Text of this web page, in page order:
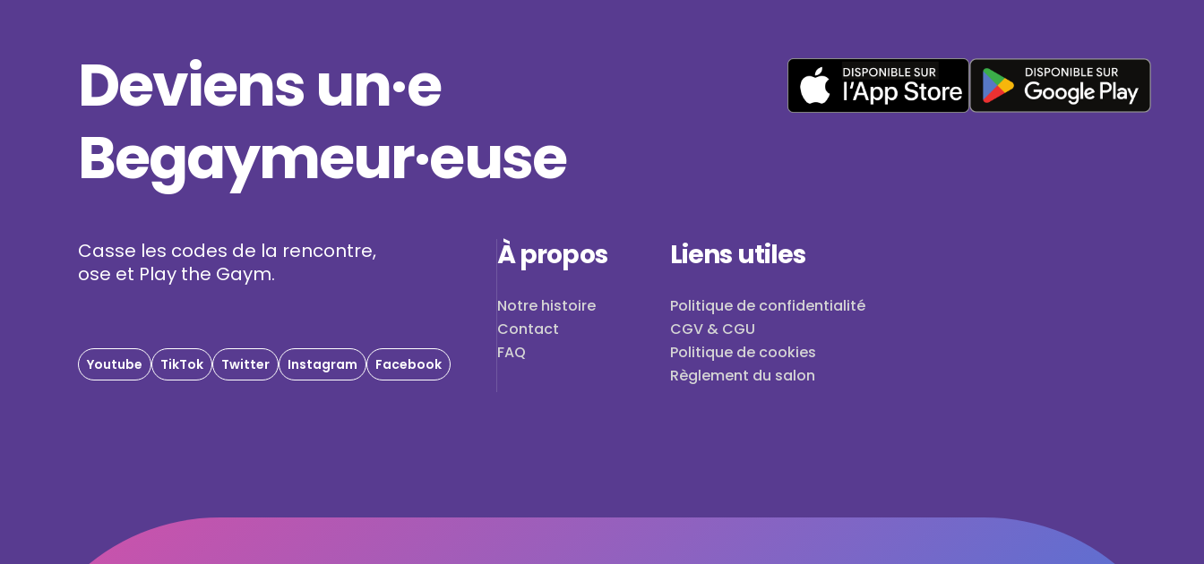
Deviens un·e
Begaymeur·euse
Casse les codes de la rencontre,
ose et Play the Gaym.
Youtube TikTok Twitter Instagram Facebook
À propos
Notre histoire
Contact
FAQ
Liens utiles
Politique de confidentialité
CGV & CGU
Politique de cookies
Règlement du salon